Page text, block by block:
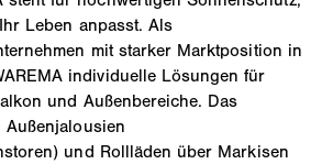
Leben anpasst. Als
mit starker Marktposition in
individuelle Lösungen für
und Außenbereiche. Das
und Rollläden über Markisen